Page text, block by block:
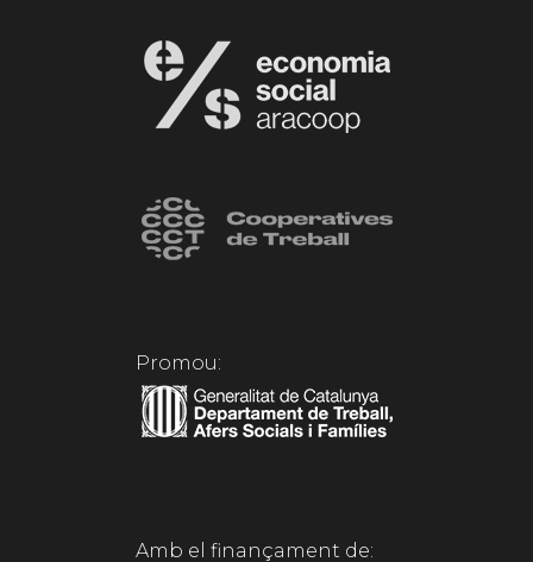
Promou:
Amb el finançament de: